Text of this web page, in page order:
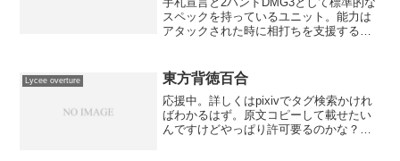
スペックを持っているユニット。能力は
アタックされた時に相打ちを支援する能
せれば更に相打ちラインは伸びるだろ
う。アイギス リセ...
Lycee overture 東方背徳百合
応援中。詳しくはpixivでタグ検索かけれ
ばわかるはず。原文コピーして載せたい
んですけどやっぱり許可要るのかな？